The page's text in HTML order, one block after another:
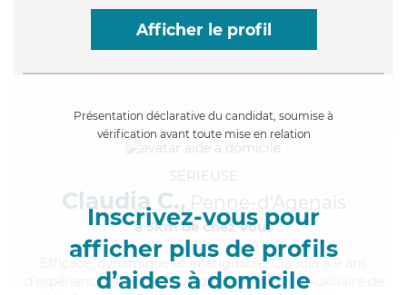
Afficher le profil
Présentation déclarative du candidat, soumise à
vérification avant toute mise en relation
Inscrivez-vous pour
afficher plus de profils
d’aides à domicile
SÉRIEUSE
Claudia C., Penne-d'Agenais
à 5km de chez Vous
, dynamique et infatiguable, Claudia a 9 ans
d'expérience et possède un diplôme d'État d'Auxiliaire de